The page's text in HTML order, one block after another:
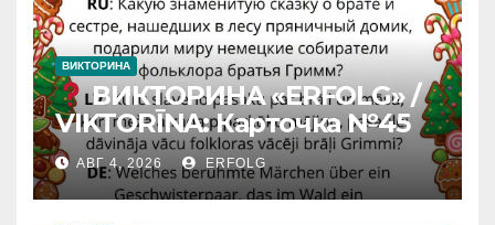
ВИКТОРИНА
ВИКТОРИНА «ERFOLG» /
VIKTORĪNA: Карточка №45
АВГ 4, 2026 ERFOLG